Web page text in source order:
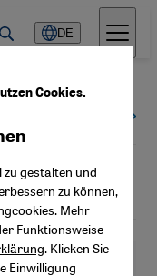
DE
Sokollu
Cookies.
zu gestalten und
zu können,
Mehr
Funktionsweise
. Klicken Sie
Einwilligung